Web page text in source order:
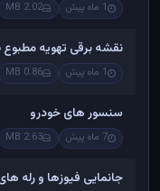
1 ماه پیش 2.02 MB
نقشه برقی تهویه مطبوع 206 اکوماکس با ایسیو MAW
1 ماه پیش 0.86 MB
سنسور های خودرو
7 ماه پیش 2.63 MB
جانمایی فیوزها و رله